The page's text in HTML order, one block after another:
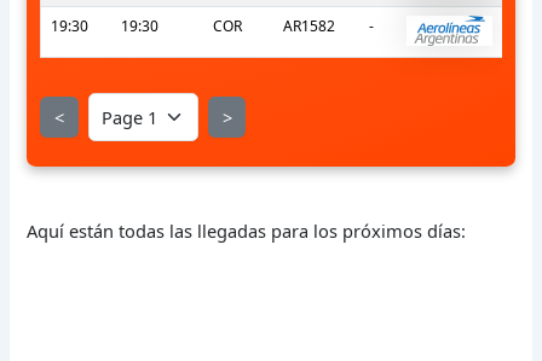
19:30 19:30 COR AR1582 -
< >
Aquí están todas las llegadas para los próximos días: